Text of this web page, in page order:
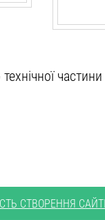
СТВОРЕННЯ